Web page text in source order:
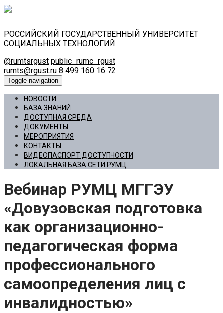
РОССИЙСКИЙ ГОСУДАРСТВЕННЫЙ УНИВЕРСИТЕТ
СОЦИАЛЬНЫХ ТЕХНОЛОГИЙ
@rumtsrgust public_rumc_rgust
rumts@rgust.ru 8 499 160 16 72
Toggle navigation
НОВОСТИ
БАЗА ЗНАНИЙ
ДОСТУПНАЯ СРЕДА
ДОКУМЕНТЫ
МЕРОПРИЯТИЯ
КОНТАКТЫ
ВИДЕОПАСПОРТ ДОСТУПНОСТИ
ЛОКАЛЬНАЯ БАЗА СЕТИ РУМЦ
Вебинар РУМЦ МГГЭУ
«Довузовская подготовка
как организационно-
педагогическая форма
профессионального
самоопределения лиц с
инвалидностью»